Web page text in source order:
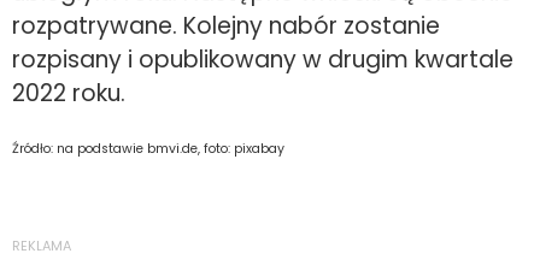
rozpatrywane. Kolejny nabór zostanie
rozpisany i opublikowany w drugim kwartale
2022 roku.
Źródło: na podstawie bmvi.de, foto: pixabay
REKLAMA